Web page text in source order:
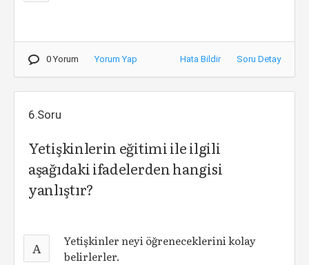
0 Yorum Yorum Yap Hata Bildir Soru Detay
6.Soru
Yetişkinlerin eğitimi ile ilgili
aşağıdaki ifadelerden hangisi
yanlıştır?
A
Yetişkinler neyi öğreneceklerini kolay
belirlerler.